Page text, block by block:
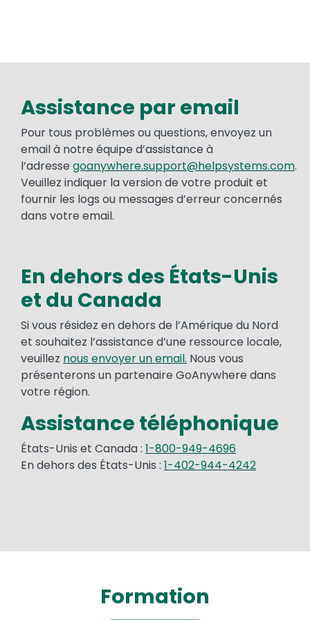
Assistance par email
Pour tous problèmes ou questions, envoyez un
email à notre équipe d’assistance à
l’adresse goanywhere.support@helpsystems.com.
Veuillez indiquer la version de votre produit et
fournir les logs ou messages d’erreur concernés
dans votre email.
En dehors des États-Unis
et du Canada
Si vous résidez en dehors de l’Amérique du Nord
et souhaitez l’assistance d’une ressource locale,
veuillez nous envoyer un email. Nous vous
présenterons un partenaire GoAnywhere dans
votre région.
Assistance téléphonique
États-Unis et Canada : 1-800-949-4696
En dehors des États-Unis : 1-402-944-4242
Formation